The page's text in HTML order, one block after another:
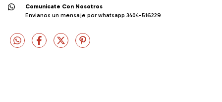
Comunicate Con Nosotros
Envianos un mensaje por whatsapp 3404-516229